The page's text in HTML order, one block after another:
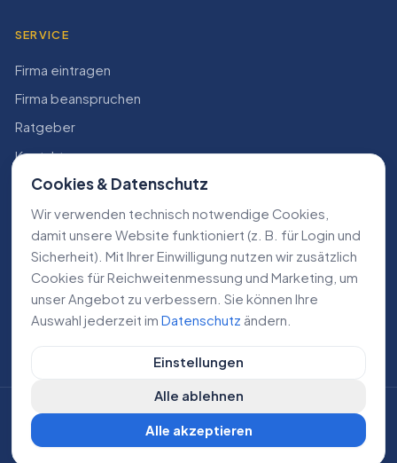
SERVICE
Firma eintragen
Firma beanspruchen
Ratgeber
Kontakt
Konto
RECHTLICHES
Impressum
Datenschutz
AGB
©2026Lokale Dienstleistungen. Alle Rechte vorbehalten.
CH Cookie-Einstellungen
Cookies & Datenschutz
Wir verwenden technisch notwendige Cookies,
damit unsere Website funktioniert (z. B. für Login und
Sicherheit). Mit Ihrer Einwilligung nutzen wir zusätzlich
Cookies für Reichweiten­messung und Marketing, um
unser Angebot zu verbessern. Sie können Ihre
Auswahl jederzeit im Datenschutz ändern.
Einstellungen
Alle ablehnen
Alle akzeptieren